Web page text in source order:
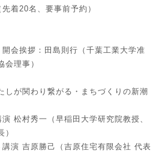
着20名、要事前予約）
会挨拶：田島則行（千葉工業大学准
会理事）
しが関わり繋がる・まちづくりの新潮
松村秀一（早稲田大学研究院教授、
）
演 吉原勝己（吉原住宅有限会社 代表